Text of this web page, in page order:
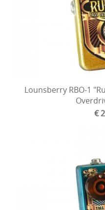
Lounsberry RBO-1
€